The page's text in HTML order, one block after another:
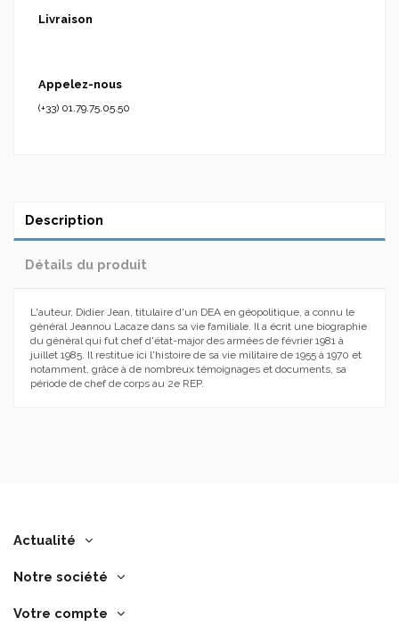
Livraison
Appelez-nous
(+33) 01.79.75.05.50
Description
Détails du produit
L'auteur, Didier Jean, titulaire d'un DEA en géopolitique, a connu le
général Jeannou Lacaze dans sa vie familiale. Il a écrit une biographie
du général qui fut chef d'état-major des armées de février 1981 à
juillet 1985. Il restitue ici l'histoire de sa vie militaire de 1955 à 1970 et
notamment, grâce à de nombreux témoignages et documents, sa
période de chef de corps au 2e REP.
Actualité
Notre société
Votre compte